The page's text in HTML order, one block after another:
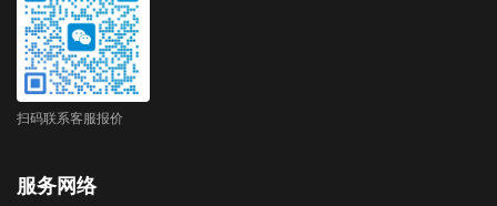
扫码联系客服报价
服务网络